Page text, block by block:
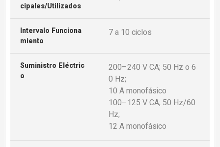
Cipales/Utilizados
Intervalo Funciona
Miento
7 a 10 ciclos
Suministro Eléctric
O
200–240 V CA; 50 Hz o 6
0 Hz;
10 A monofásico
100–125 V CA; 50 Hz/60
Hz;
12 A monofásico